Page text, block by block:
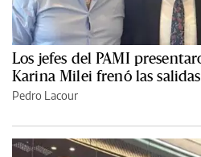
Los jefes del PAMI
Karina Milei frenó las salidas
Pedro Lacour